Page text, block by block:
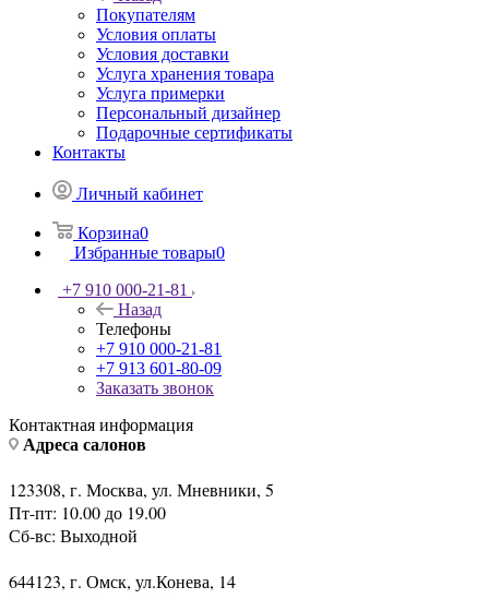
Покупателям
Условия оплаты
Условия доставки
Услуга хранения товара
Услуга примерки
Персональный дизайнер
Подарочные сертификаты
Контакты
Личный кабинет
Корзина0
Избранные товары0
+7 910 000-21-81
Назад
Телефоны
+7 910 000-21-81
+7 913 601-80-09
Заказать звонок
Контактная информация
Адреса салонов
123308, г. Москва, ул. Мневники, 5
Пт-пт: 10.00 до 19.00
Сб-вс: Выходной
644123, г. Омск, ул.Конева, 14